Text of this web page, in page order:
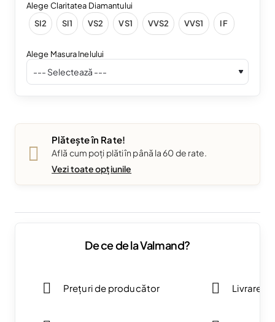
Alege Claritatea Diamantului
SI2
SI1 VS2 VS1 VVS2 VVS1 IF
Alege Masura Inelului
Plătește în Rate!
Află cum poți plăti în până la 60 de rate.
Vezi toate opțiunile
De ce de la Valmand?
Prețuri de producător Livrare